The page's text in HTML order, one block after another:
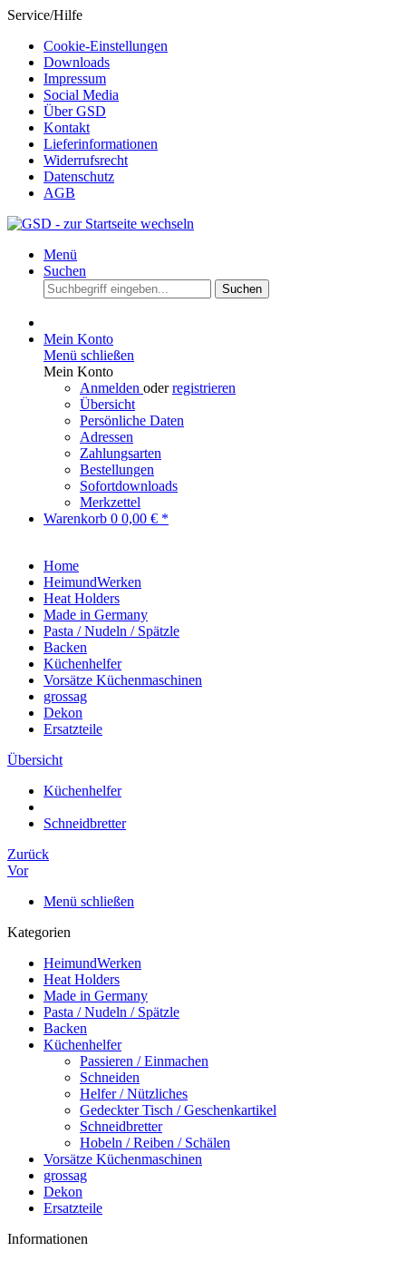
Service/Hilfe
Cookie-Einstellungen
Downloads
Impressum
Social Media
Über GSD
Kontakt
Lieferinformationen
Widerrufsrecht
Datenschutz
AGB
Menü
Suchen
Suchen
Mein Konto
Menü schließen
Mein Konto
Anmelden oderregistrieren
Übersicht
Persönliche Daten
Adressen
Zahlungsarten
Bestellungen
Sofortdownloads
Merkzettel
Warenkorb 0 0,00 € *
Home
HeimundWerken
Heat Holders
Made in Germany
Pasta / Nudeln / Spätzle
Backen
Küchenhelfer
Vorsätze Küchenmaschinen
grossag
Dekon
Ersatzteile
Übersicht
Küchenhelfer
Schneidbretter
Zurück
Vor
Menü schließen
Kategorien
HeimundWerken
Heat Holders
Made in Germany
Pasta / Nudeln / Spätzle
Backen
Küchenhelfer
Passieren / Einmachen
Schneiden
Helfer / Nützliches
Gedeckter Tisch / Geschenkartikel
Schneidbretter
Hobeln / Reiben / Schälen
Vorsätze Küchenmaschinen
grossag
Dekon
Ersatzteile
Informationen